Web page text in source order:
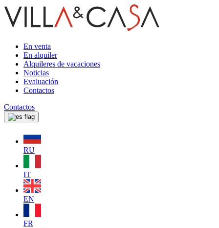
En venta
En alquiler
Alquileres de vacaciones
Noticias
Evaluación
Contactos
Contactos
RU
IT
EN
FR